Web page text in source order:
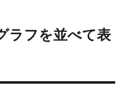
フを並べて表